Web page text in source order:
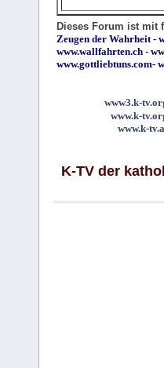
Dieses Forum ist mit
Zeugen der Wahrheit -
www.wallfahrten.ch -
www.gottliebtuns.com-
www3.k-
www.k-
www.k-
K-TV der